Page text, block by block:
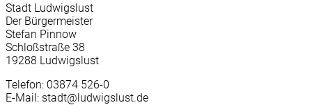
Stadt Ludwigslust
Der Bürgermeister
Stefan Pinnow
Schloßstraße 38
19288 Ludwigslust
Telefon: 03874 526-0
E-Mail: stadt@ludwigslust.de